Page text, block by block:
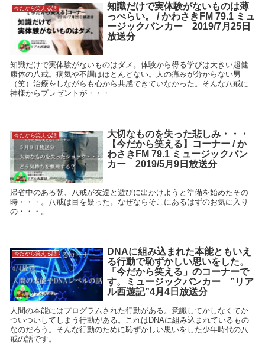
今だから笑える話
知識だけで実体験がないものは薄
っぺらい。 / かわさきFM 79.1 ミュ
ージックバンカー 2019/7月25日
放送分
知識だけで実体験がないものはダメ。体験から得る学びは大きい超健
康体の八戒。病気や不調はほとんどない。人の痛みが分からない男
（笑）治療をしながらも心から共感できていなかった。そんな八戒に
神様からプレゼントが・・・
今だから笑える話
大切なものを失った悲しみ・・・
【今だから笑える】コーナー / か
わさきFM 79.1 ミュージックバン
カー 2019/5月9日放送分
帰省中のある朝、八戒が友達と遊びに出かけようと準備を始めたその
時・・・。八戒は目を疑った。なぜならそこにあるはずのお気に入り
の・・・。
今だから笑える話
DNAに組み込まれた本能ともいえ
る行動で恥ずかしい思いをした。
「今だから笑える」のコーナーで
す。ミュージックバンカー ”リア
ル西遊記”4月4日放送分
人間の本能にはプログラムされた行動がある。意識してかしなくてか
ついついしてしまう行動がある。これはDNAに組み込まれているもの
なのだろう。そんな行動のために恥ずかしい思いをした少年時代の八
戒の話です。